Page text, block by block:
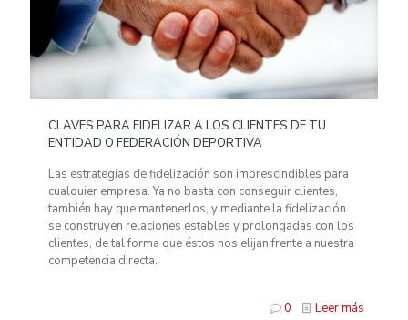
CLAVES PARA FIDELIZAR A LOS CLIENTES DE TU
ENTIDAD O FEDERACIÓN DEPORTIVA
Las estrategias de fidelización son imprescindibles para
cualquier empresa. Ya no basta con conseguir clientes,
también hay que mantenerlos, y mediante la fidelización
se construyen relaciones estables y prolongadas con los
clientes, de tal forma que éstos nos elijan frente a nuestra
competencia directa.
0 Leer más